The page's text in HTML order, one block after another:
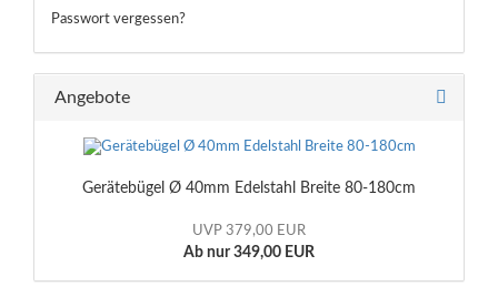
Passwort vergessen?
Angebote
Gerätebügel Ø 40mm Edelstahl Breite 80-180cm
UVP 379,00 EUR
Ab nur 349,00 EUR